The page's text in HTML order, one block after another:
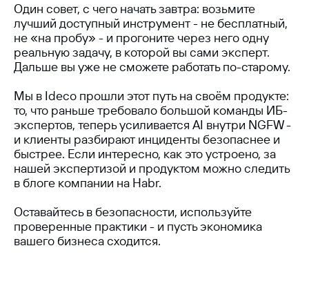
Один совет, с чего начать завтра: возьмите
лучший доступный инструмент - не бесплатный,
не «на пробу» - и прогоните через него одну
реальную задачу, в которой вы сами эксперт.
Дальше вы уже не сможете работать по-старому.
Мы в Ideco прошли этот путь на своём продукте:
то, что раньше требовало большой команды ИБ-
экспертов, теперь усиливается AI внутри NGFW -
и клиенты разбирают инциденты безопаснее и
быстрее. Если интересно, как это устроено, за
нашей экспертизой и продуктом можно следить
в блоге компании на Habr.
Оставайтесь в безопасности, используйте
проверенные практики - и пусть экономика
вашего бизнеса сходится.